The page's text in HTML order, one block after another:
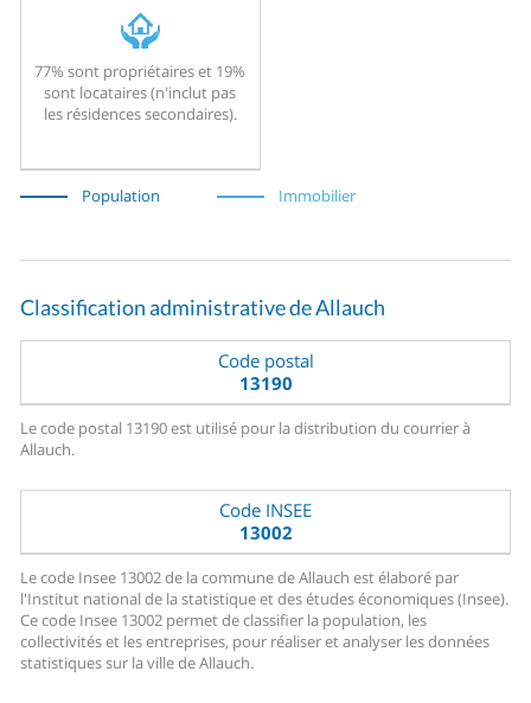
77% sont propriétaires et 19%
sont locataires (n'inclut pas
les résidences secondaires).
Population Immobilier
Classification administrative de Allauch
Code postal
13190
Le code postal 13190 est utilisé pour la distribution du courrier à
Allauch.
Code INSEE
13002
Le code Insee 13002 de la commune de Allauch est élaboré par
l'Institut national de la statistique et des études économiques (Insee).
Ce code Insee 13002 permet de classifier la population, les
collectivités et les entreprises, pour réaliser et analyser les données
statistiques sur la ville de Allauch.